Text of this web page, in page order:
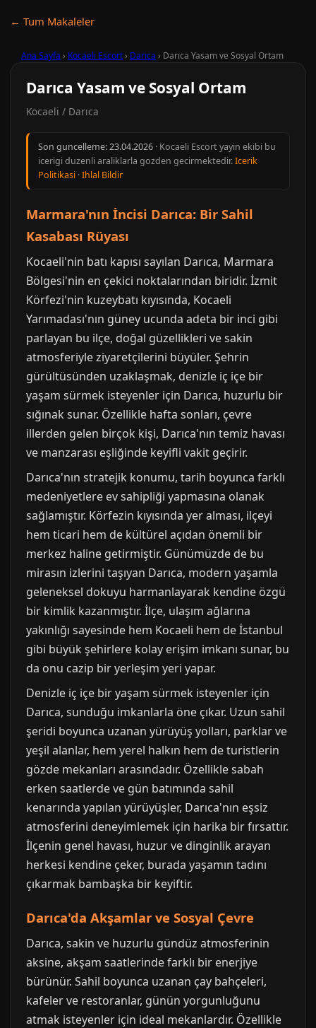
← Tum Makaleler
Ana Sayfa › Kocaeli Escort› Darıca › Darıca Yasam ve Sosyal Ortam
Darıca Yasam ve Sosyal Ortam
Kocaeli / Darıca
Son guncelleme:23.04.2026 · Kocaeli Escort yayin ekibi bu
icerigi duzenli araliklarla gozden gecirmektedir.Icerik
Politikasi ·Ihlal Bildir
Marmara'nın İncisi Darıca: Bir Sahil
Kasabası Rüyası
Kocaeli'nin batı kapısı sayılan Darıca, Marmara
Bölgesi'nin en çekici noktalarından biridir. İzmit
Körfezi'nin kuzeybatı kıyısında, Kocaeli
Yarımadası'nın güney ucunda adeta bir inci gibi
parlayan bu ilçe, doğal güzellikleri ve sakin
atmosferiyle ziyaretçilerini büyüler. Şehrin
gürültüsünden uzaklaşmak, denizle iç içe bir
yaşam sürmek isteyenler için Darıca, huzurlu bir
sığınak sunar. Özellikle hafta sonları, çevre
illerden gelen birçok kişi, Darıca'nın temiz havası
ve manzarası eşliğinde keyifli vakit geçirir.
Darıca'nın stratejik konumu, tarih boyunca farklı
medeniyetlere ev sahipliği yapmasına olanak
sağlamıştır. Körfezin kıyısında yer alması, ilçeyi
hem ticari hem de kültürel açıdan önemli bir
merkez haline getirmiştir. Günümüzde de bu
mirasın izlerini taşıyan Darıca, modern yaşamla
geleneksel dokuyu harmanlayarak kendine özgü
bir kimlik kazanmıştır. İlçe, ulaşım ağlarına
yakınlığı sayesinde hem Kocaeli hem de İstanbul
gibi büyük şehirlere kolay erişim imkanı sunar, bu
da onu cazip bir yerleşim yeri yapar.
Denizle iç içe bir yaşam sürmek isteyenler için
Darıca, sunduğu imkanlarla öne çıkar. Uzun sahil
şeridi boyunca uzanan yürüyüş yolları, parklar ve
yeşil alanlar, hem yerel halkın hem de turistlerin
gözde mekanları arasındadır. Özellikle sabah
erken saatlerde ve gün batımında sahil
kenarında yapılan yürüyüşler, Darıca'nın eşsiz
atmosferini deneyimlemek için harika bir fırsattır.
İlçenin genel havası, huzur ve dinginlik arayan
herkesi kendine çeker, burada yaşamın tadını
çıkarmak bambaşka bir keyiftir.
Darıca'da Akşamlar ve Sosyal Çevre
Darıca, sakin ve huzurlu gündüz atmosferinin
aksine, akşam saatlerinde farklı bir enerjiye
bürünür. Sahil boyunca uzanan çay bahçeleri,
kafeler ve restoranlar, günün yorgunluğunu
atmak isteyenler için ideal mekanlardır. Özellikle